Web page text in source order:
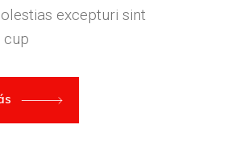
excepturi sint
cup